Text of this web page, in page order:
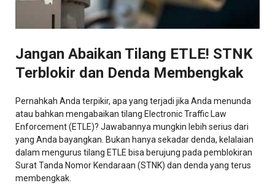
Jangan Abaikan Tilang ETLE! STNK
Terblokir dan Denda Membengkak
Pernahkah Anda terpikir, apa yang terjadi jika Anda menunda
atau bahkan mengabaikan tilang Electronic Traffic Law
Enforcement (ETLE)? Jawabannya mungkin lebih serius dari
yang Anda bayangkan. Bukan hanya sekadar denda, kelalaian
dalam mengurus tilang ETLE bisa berujung pada pemblokiran
Surat Tanda Nomor Kendaraan (STNK) dan denda yang terus
membengkak.